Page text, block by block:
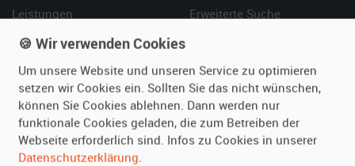
Leistungen
Referenzen
Erweiterte Suche
Vermieten
Oldtimer anmelden
Fotos senden
Hilfe
Häufige Fragen (FAQ)
So funktioniert's
🍪 Wir verwenden Cookies
Um unsere Website und unseren Service zu optimieren
setzen wir Cookies ein. Sollten Sie das nicht wünschen,
können Sie Cookies ablehnen. Dann werden nur
funktionale Cookies geladen, die zum Betreiben der
Webseite erforderlich sind. Infos zu Cookies in unserer
Datenschutzerklärung.